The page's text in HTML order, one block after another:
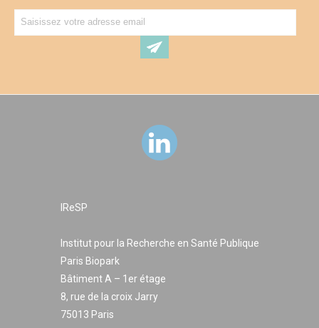
IReSP
Institut pour la Recherche en Santé Publique
Paris Biopark
Bâtiment A – 1er étage
8, rue de la croix Jarry
75013 Paris